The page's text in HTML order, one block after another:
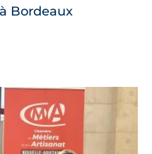
Bordeaux